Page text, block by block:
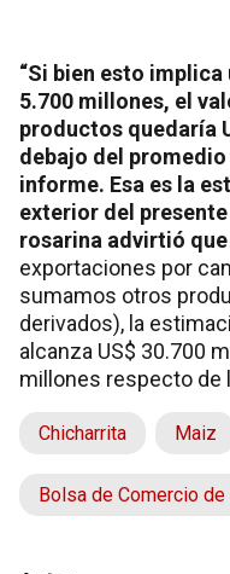
“Si bien esto
5.700 millones, el
productos quedaría
debajo del
informe. Esa es la
exterior del
rosarina advirtió que
exportaciones por
sumamos otros
derivados), la
alcanza US$ 30.700
millones respecto de
Chicharrita Maiz
Bolsa de Comercio